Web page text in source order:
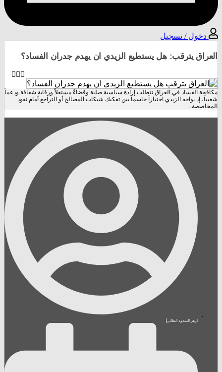
/ تسجیل
يترقب: هل يستطيع الزيدي ان يهدم جدران الفساد؟
الفساد في العراق تتطلب إرادة سياسية صلبة وقضاءً مستقلاً ورقابة شفافة ودعماً
إذ يواجه الزيدي اختباراً حاسماً بين تفكيك شبكات المصالح أو التراجع أمام نفوذ
ازهر الشدود الطائي